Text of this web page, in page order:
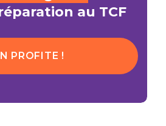
au TCF
PROFITE !